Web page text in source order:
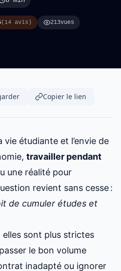
(14 avis) 213vues
Copier le lien
vie étudiante et l’envie de
travailler pendant
une réalité pour
revient sans cesse :
de cumuler études et
sont plus strictes
le bon volume
inadapté ou ignorer